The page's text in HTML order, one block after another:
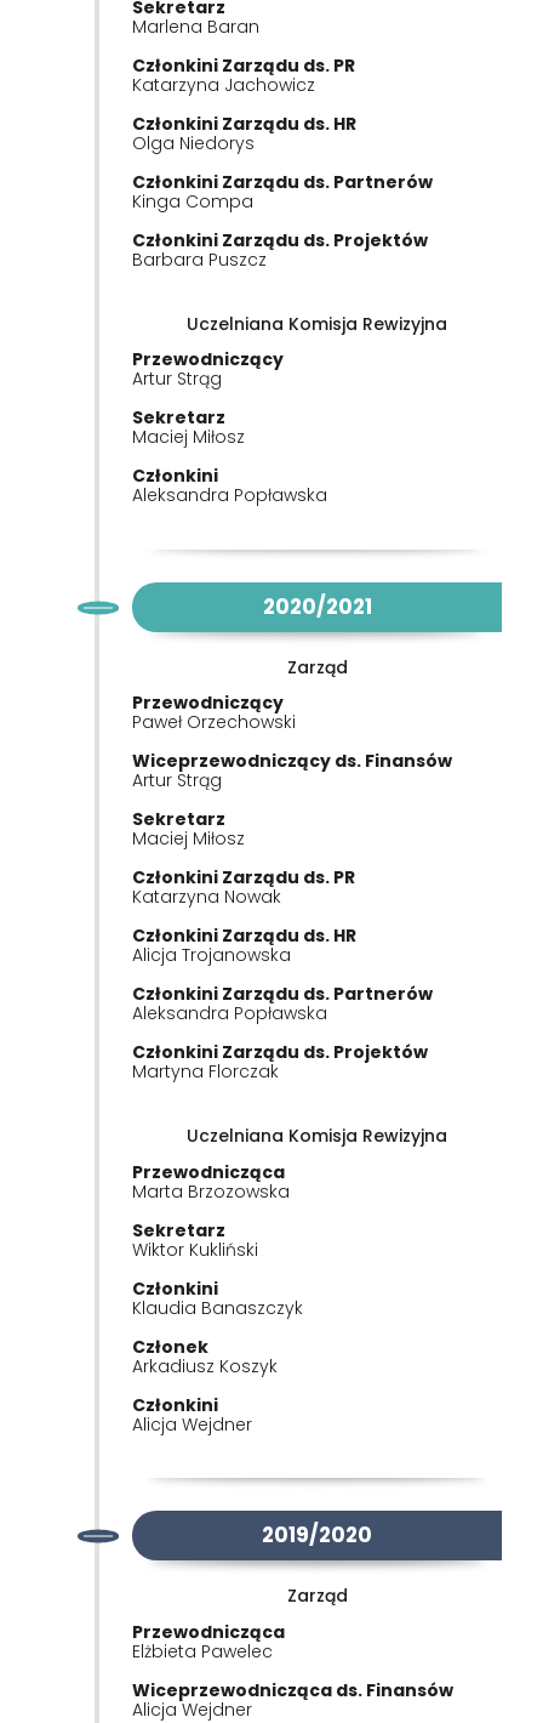
Sekretarz
Marlena Baran
Członkini Zarządu ds. PR
Katarzyna Jachowicz
Członkini Zarządu ds. HR
Olga Niedorys
Członkini Zarządu ds. Partnerów
Kinga Compa
Członkini Zarządu ds. Projektów
Barbara Puszcz
Uczelniana Komisja Rewizyjna
Przewodniczący
Artur Strąg
Sekretarz
Maciej Miłosz
Członkini
Aleksandra Popławska
2020/2021
Zarząd
Przewodniczący
Paweł Orzechowski
Wiceprzewodniczący ds. Finansów
Artur Strąg
Sekretarz
Maciej Miłosz
Członkini Zarządu ds. PR
Katarzyna Nowak
Członkini Zarządu ds. HR
Alicja Trojanowska
Członkini Zarządu ds. Partnerów
Aleksandra Popławska
Członkini Zarządu ds. Projektów
Martyna Florczak
Uczelniana Komisja Rewizyjna
Przewodnicząca
Marta Brzozowska
Sekretarz
Wiktor Kukliński
Członkini
Klaudia Banaszczyk
Członek
Arkadiusz Koszyk
Członkini
Alicja Wejdner
2019/2020
Zarząd
Przewodnicząca
Elżbieta Pawelec
Wiceprzewodnicząca ds. Finansów
Alicja Wejdner